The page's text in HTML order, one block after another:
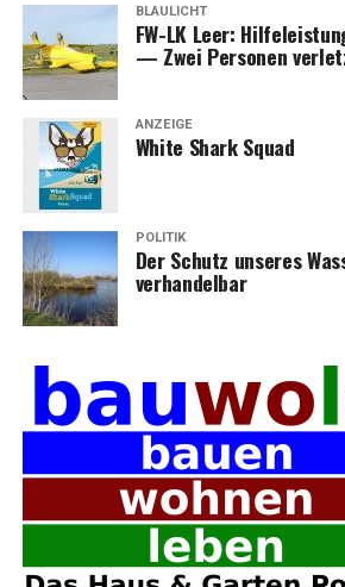
BLAULICHT
FW-LK Leer:
— Zwei Per­so­nen
ANZEIGE
White Shark Squad
POLITIK
Der Schutz unse­res
verhandelbar